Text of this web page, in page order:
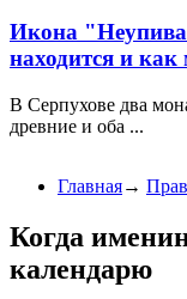
Икона
находится и как
В Серпухове два
древние и оба ...
Главная→
Когда
календарю